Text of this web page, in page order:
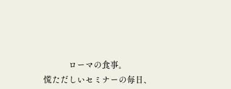
ローマの食事。
慌ただしいセミナーの毎日、